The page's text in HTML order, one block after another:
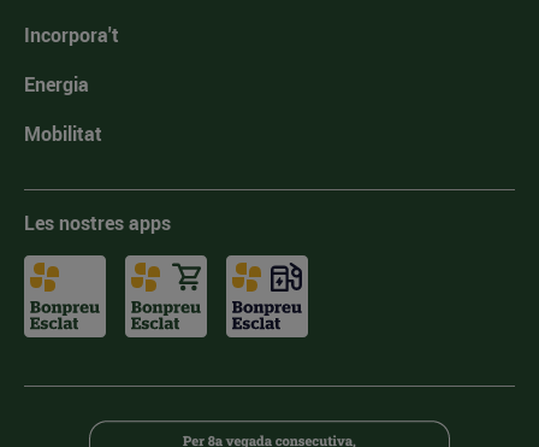
Incorpora't
Energia
Mobilitat
Les nostres apps